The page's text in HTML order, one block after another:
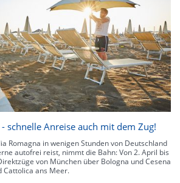
schnelle Anreise auch mit dem Zug!
Romagna in wenigen Stunden von Deutschland
autofrei reist, nimmt die Bahn: Von 2. April bis
von München über Bologna und Cesena
Cattolica ans Meer.